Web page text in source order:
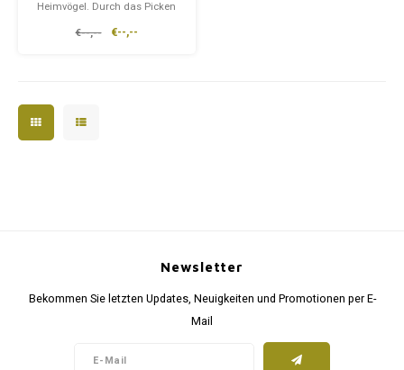
Heimvögel. Durch das Picken
Vögel nützliche Nährstoffe, die
€--,-- €--,--
Newsletter
Bekommen Sie letzten Updates, Neuigkeiten und Promotionen per E-
Mail